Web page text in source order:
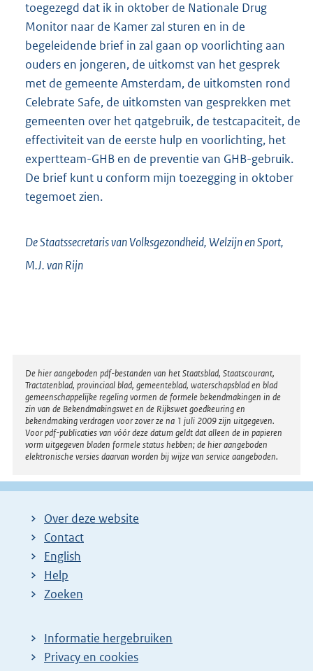
toegezegd dat ik in oktober de Nationale Drug
Monitor naar de Kamer zal sturen en in de
begeleidende brief in zal gaan op voorlichting aan
ouders en jongeren, de uitkomst van het gesprek
met de gemeente Amsterdam, de uitkomsten rond
Celebrate Safe, de uitkomsten van gesprekken met
gemeenten over het qatgebruik, de testcapaciteit, de
effectiviteit van de eerste hulp en voorlichting, het
expertteam-GHB en de preventie van GHB-gebruik.
De brief kunt u conform mijn toezegging in oktober
tegemoet zien.
De Staatssecretaris van Volksgezondheid, Welzijn en Sport,
M.J. vanRijn
Disclaimer
De hier aangeboden pdf-bestanden van het Staatsblad, Staatscourant,
Tractatenblad, provinciaal blad, gemeenteblad, waterschapsblad en blad
gemeenschappelijke regeling vormen de formele bekendmakingen in de
zin van de Bekendmakingswet en de Rijkswet goedkeuring en
bekendmaking verdragen voor zover ze na 1 juli 2009 zijn uitgegeven.
Voor pdf-publicaties van vóór deze datum geldt dat alleen de in papieren
vorm uitgegeven bladen formele status hebben; de hier aangeboden
elektronische versies daarvan worden bij wijze van service aangeboden.
Over deze website
Contact
English
Help
Zoeken
Informatie hergebruiken
Privacy en cookies